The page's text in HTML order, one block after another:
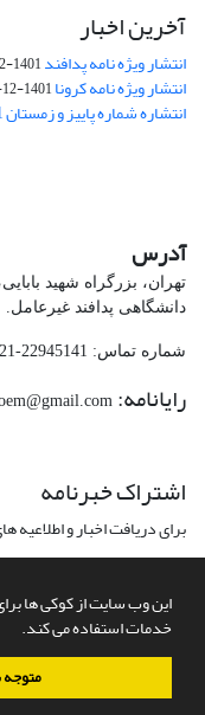
این وب سایت از کوکی ها
خدمات استفاده می کند.
آخرین اخبار
انتشار ویژه نامه پدافند1401-12-11
انتشار ویژه نامه کرونا1401-12-11
انتشاره شماره پاییز و زمستان 1401
آدرس
تهران، بزرگراه شهید
دانشگاهی پدافند غیرعامل.
شماره تماس: 22945141-021 داخلی 38538
رایانامه:
اشتراک خبرنامه
برای دریافت اخبار و
سامانه مدیریت نشریات